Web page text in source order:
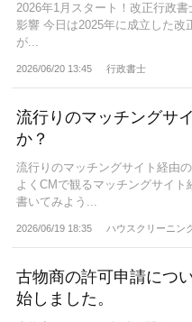
2026年1月スタート！改正行政
影響 今日は2025年に成立した改
が...
2026/06/20 13:45 行政書士
流行りのマッチングサ
か？
流行りのマッチングサイト経由
よくCMで観るマッチングサイ
書いてみよう...
2026/06/19 18:35 ハウスクリーニン
古物商の許可申請につ
始しました。